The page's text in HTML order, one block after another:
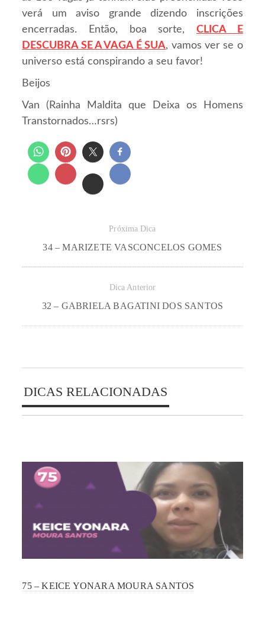
verá um aviso grande dizendo inscrições
encerradas. Então, boa sorte, CLICA E
DESCUBRA SE A VAGA É SUA, vamos ver se o
universo está conspirando a seu favor!
Beijos
Van (Rainha Maldita que Deixa os Homens
Transtornados…rsrs)
Próxima Dica
34 – MARIZETE VASCONCELOS GOMES
Dica Anterior
32 – GABRIELA BAGATINI DOS SANTOS
DICAS RELACIONADAS
75 – KEICE YONARA MOURA SANTOS